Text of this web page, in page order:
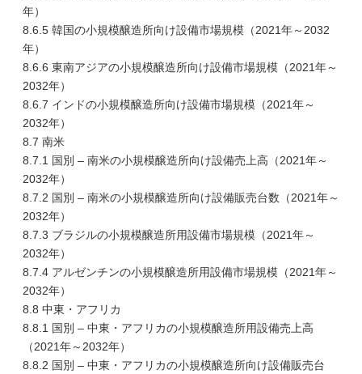
年）
8.6.5 韓国の小規模醸造所向け設備市場規模（2021年～2032
年）
8.6.6 東南アジアの小規模醸造所向け設備市場規模（2021年～
2032年）
8.6.7 インドの小規模醸造所向け設備市場規模（2021年～
2032年）
8.7 南米
8.7.1 国別 – 南米の小規模醸造所向け設備売上高（2021年～
2032年）
8.7.2 国別 – 南米の小規模醸造所向け設備販売台数（2021年～
2032年）
8.7.3 ブラジルの小規模醸造所用設備市場規模（2021年～
2032年）
8.7.4 アルゼンチンの小規模醸造所用設備市場規模（2021年～
2032年）
8.8 中東・アフリカ
8.8.1 国別 – 中東・アフリカの小規模醸造所用設備売上高
（2021年～2032年）
8.8.2 国別 – 中東・アフリカの小規模醸造所向け設備販売台